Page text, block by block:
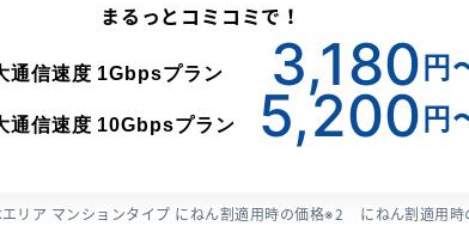
まるっとコミコミで！
通信速度 1Gbpsプラン 3,180 円
通信速度 10Gbpsプラン 5,200 円
リア マンションタイプ にねん割適用時の価格 にねん割適用